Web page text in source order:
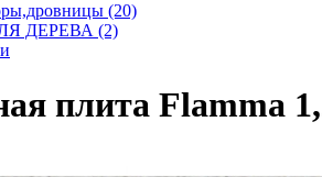
(20)
ДЕРЕВА (2)
плита Flamma